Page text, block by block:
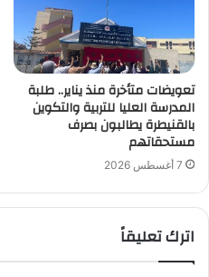
تعويضات متأخرة منذ يناير.. طلبة
المدرسة العليا للتربية والتكوين
بالقنيطرة يطالبون بصرف
مستحقاتهم
7 أغسطس 2026
اترك تعليقاً